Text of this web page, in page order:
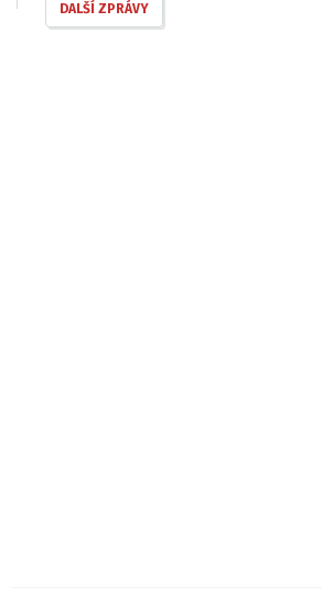
DALŠÍ ZPRÁVY